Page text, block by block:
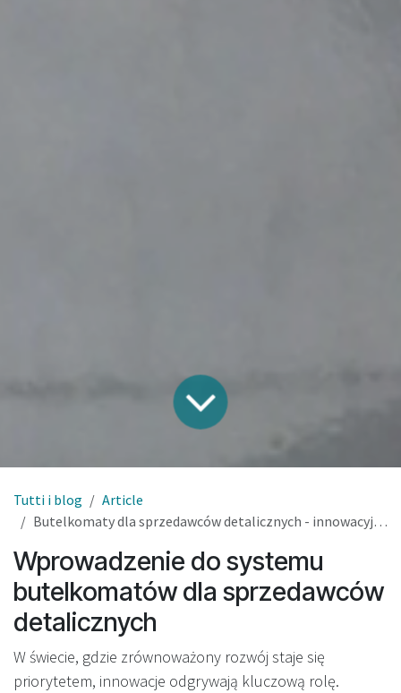
Tutti i blog
Article
Butelkomaty dla sprzedawców detalicznych - innowacyjne rozwiązania
Wprowadzenie do systemu
butelkomatów dla sprzedawców
detalicznych
W świecie, gdzie zrównoważony rozwój staje się
priorytetem, innowacje odgrywają kluczową rolę.